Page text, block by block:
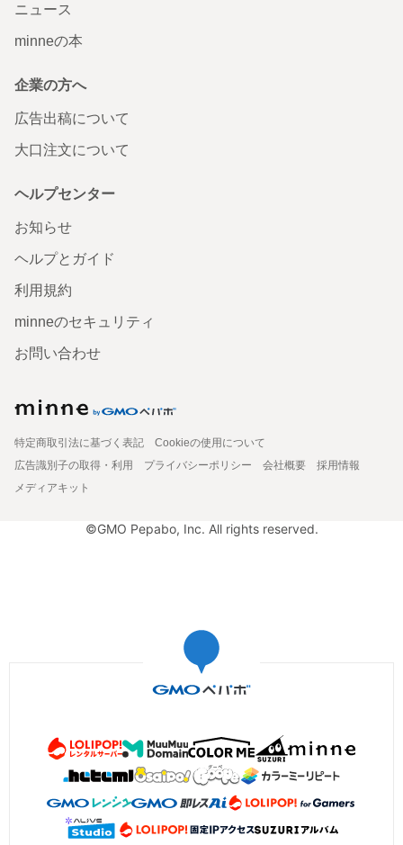
ニュース
minneの本
企業の方へ
広告出稿について
大口注文について
ヘルプセンター
お知らせ
ヘルプとガイド
利用規約
minneのセキュリティ
お問い合わせ
特定商取引法に基づく表記
Cookieの使用について
広告識別子の取得・利用
プライバシーポリシー 会社概要
採用情報
メディアキット
©GMO Pepabo, Inc. All rights reserved.